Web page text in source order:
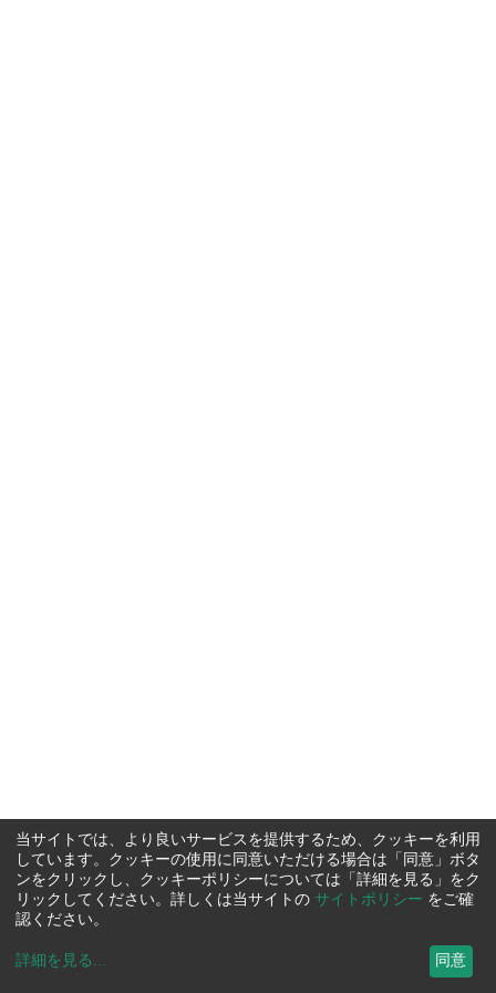
当サイトでは、より良いサービスを提供するため、クッキーを利用
しています。クッキーの使用に同意いただける場合は「同意」ボタ
ンをクリックし、クッキーポリシーについては「詳細を見る」をク
リックしてください。詳しくは当サイトの サイトポリシー をご確
認ください。
詳細を見る ... 同意